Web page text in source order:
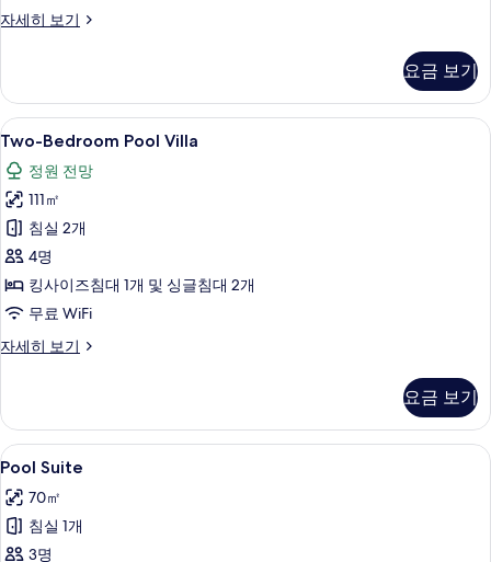
두
자세히 보기
Two-
Villa
자
세
보
기
요금 보기
Two-
Bedroom
Pool
Villa
사
진
모
두
보
Two-Bedroom Pool Villa | 테라스/파
10
Two-Bedroom Pool Villa
정원 전망
111㎡
침실 2개
4명
킹사이즈침대 1개 및 싱글침대 2개
무료 WiFi
자세히 보기
Two-
자
세
히
기
요금 보기
Pool
Suite
사
진
13
Pool Suite
70㎡
침실 1개
3명